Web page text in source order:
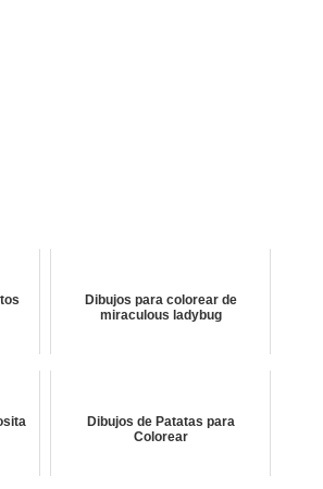
Dibujos para colorear de
miraculous ladybug
Dibujos de Patatas para
Colorear